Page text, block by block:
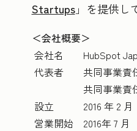
Startups」を提供し
＜会社概要＞
会社名 HubSpot
代表者 共同事業責任
共同事業責任者
設立 2016 年 2 月
営業開始 2016年 7 月